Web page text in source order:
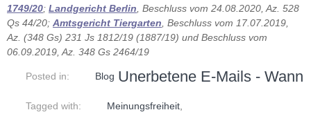
1749/20; Landgericht Berlin , Beschluss vom 24.08.2020, Az. 528
Qs 44/20; Amtsgericht Tiergarten , Beschluss vom 17.07.2019,
Az. (348 Gs) 231 Js 1812/19 (1887/19) und Beschluss vom
06.09.2019, Az. 348 Gs 2464/19
Posted in: Blog
Tagged with: Meinungsfreiheit,
Unerbetene E-Mails - Wann